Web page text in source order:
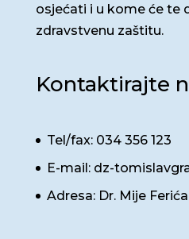
osjećati i u kome će te
zdravstvenu zaštitu.
Kontaktirajte
Tel/fax: 034 356 123
E-mail: dz-
Adresa: Dr. Mije Ferića